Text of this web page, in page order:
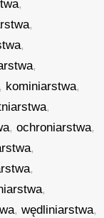
,
,
,
,
kominiarstwa,
,
,ochroniarstwa,
,
,
,
,wędliniarstwa,